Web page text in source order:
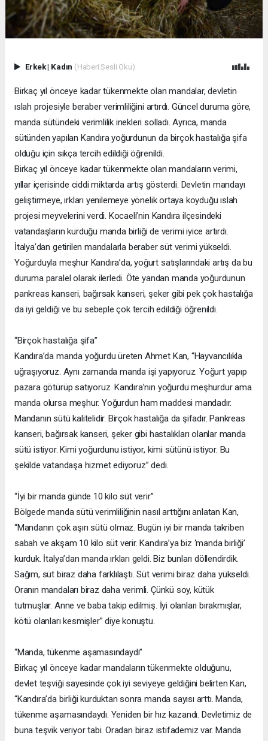
Erkek| Kadın (Haberi Sesli Oku)
Birkaç yıl önceye kadar tükenmekte olan mandalar, devletin
ıslah projesiyle beraber verimliliğini artırdı. Güncel duruma göre,
manda sütündeki verimlilik inekleri solladı. Ayrıca, manda
sütünden yapılan Kandıra yoğurdunun da birçok hastalığa şifa
olduğu için sıkça tercih edildiği öğrenildi.
Birkaç yıl önceye kadar tükenmekte olan mandaların verimi,
yıllar içerisinde ciddi miktarda artış gösterdi. Devletin mandayı
geliştirmeye, ırkları yenilemeye yönelik ortaya koyduğu ıslah
projesi meyvelerini verdi. Kocaeli’nin Kandıra ilçesindeki
vatandaşların kurduğu manda birliği de verimi iyice artırdı.
İtalya’dan getirilen mandalarla beraber süt verimi yükseldi.
Yoğurduyla meşhur Kandıra’da, yoğurt satışlarındaki artış da bu
duruma paralel olarak ilerledi. Öte yandan manda yoğurdunun
pankreas kanseri, bağırsak kanseri, şeker gibi pek çok hastalığa
da iyi geldiği ve bu sebeple çok tercih edildiği öğrenildi.
“Birçok hastalığa şifa”
Kandıra’da manda yoğurdu üreten Ahmet Kan, “Hayvancılıkla
uğraşıyoruz. Aynı zamanda manda işi yapıyoruz. Yoğurt yapıp
pazara götürüp satıyoruz. Kandıra’nın yoğurdu meşhurdur ama
manda olursa meşhur. Yoğurdun ham maddesi mandadır.
Mandanın sütü kalitelidir. Birçok hastalığa da şifadır. Pankreas
kanseri, bağırsak kanseri, şeker gibi hastalıkları olanlar manda
sütü istiyor. Kimi yoğurdunu istiyor, kimi sütünü istiyor. Bu
şekilde vatandaşa hizmet ediyoruz” dedi.
“İyi bir manda günde 10 kilo süt verir”
Bölgede manda sütü verimliliğinin nasıl arttığını anlatan Kan,
“Mandanın çok aşırı sütü olmaz. Bugün iyi bir manda takriben
sabah ve akşam 10 kilo süt verir. Kandıra’ya biz ‘manda birliği’
kurduk. İtalya’dan manda ırkları geldi. Biz bunları döllendirdik.
Sağım, süt biraz daha farklılaştı. Süt verimi biraz daha yükseldi.
Oranın mandaları biraz daha verimli. Çünkü soy, kütük
tutmuşlar. Anne ve baba takip edilmiş. İyi olanları bırakmışlar,
kötü olanları kesmişler” diye konuştu.
“Manda, tükenme aşamasındaydı”
Birkaç yıl önceye kadar mandaların tükenmekte olduğunu,
devlet teşviği sayesinde çok iyi seviyeye geldiğini belirten Kan,
“Kandıra’da birliği kurduktan sonra manda sayısı arttı. Manda,
tükenme aşamasındaydı. Yeniden bir hız kazandı. Devletimiz de
buna teşvik veriyor tabi. Oradan biraz istifademiz var. Manda